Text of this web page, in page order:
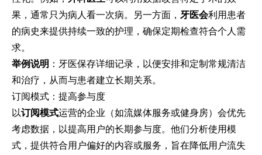
果，通常只为病人看一次病。另一方面， 牙医会利用患者
的病史来提供持续一致的护理，确保定期检查符合个人需
求。
举例说明 ：牙医保存详细记录，以便安排和定制常规清洁
和治疗，从而与患者建立长期关系。
订阅模式：提高参与度
以订阅模式运营的企业（如流媒体服务或健身房）会优先
考虑数据，以提高用户的长期参与度。他们分析使用模
式，提供符合用户偏好的内容或服务，旨在降低用户流失